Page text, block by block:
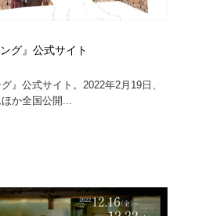
グ』公式サイト
』公式サイト。2022年2月19日、
か全国公開...